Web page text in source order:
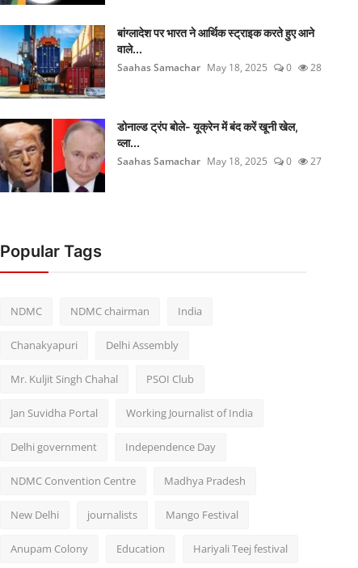
बांग्लादेश पर भारत ने आर्थिक स्ट्राइक करते हुए आने
वाले...
Saahas Samachar May 18, 2025 0 28
डोनाल्ड ट्रंप बोले- यूक्रेन में बंद करें खूनी खेल,
व्ला...
Saahas Samachar May 18, 2025 0 27
Popular Tags
NDMC NDMC chairman India
Chanakyapuri Delhi Assembly
Mr. Kuljit Singh Chahal PSOI Club
Jan Suvidha Portal Working Journalist of India
Delhi government Independence Day
NDMC Convention Centre Madhya Pradesh
New Delhi journalists Mango Festival
Anupam Colony Education Hariyali Teej festival